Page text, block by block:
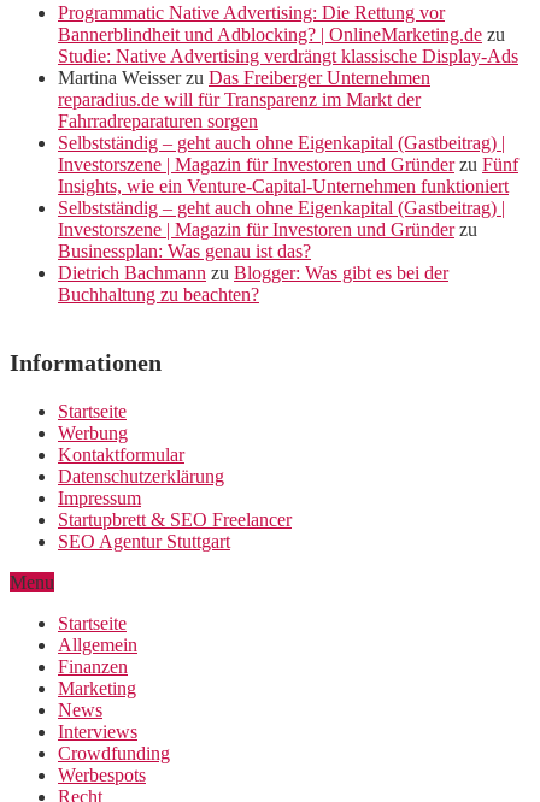
Programmatic Native Advertising: Die Rettung vor
Bannerblindheit und Adblocking? | OnlineMarketing.de zu
Studie: Native Advertising verdrängt klassische Display-Ads
Martina Weisserzu Das Freiberger Unternehmen
reparadius.de will für Transparenz im Markt der
Fahrradreparaturen sorgen
Selbstständig – geht auch ohne Eigenkapital (Gastbeitrag) |
Investorszene | Magazin für Investoren und Gründerzu Fünf
Insights, wie ein Venture-Capital-Unternehmen funktioniert
Selbstständig – geht auch ohne Eigenkapital (Gastbeitrag) |
Investorszene | Magazin für Investoren und Gründerzu
Businessplan: Was genau ist das?
Dietrich Bachmann zu Blogger: Was gibt es bei der
Buchhaltung zu beachten?
Informationen
Startseite
Werbung
Kontaktformular
Datenschutzerklärung
Impressum
Startupbrett & SEO Freelancer
SEO Agentur Stuttgart
Menu
Startseite
Allgemein
Finanzen
Marketing
News
Interviews
Crowdfunding
Werbespots
Recht